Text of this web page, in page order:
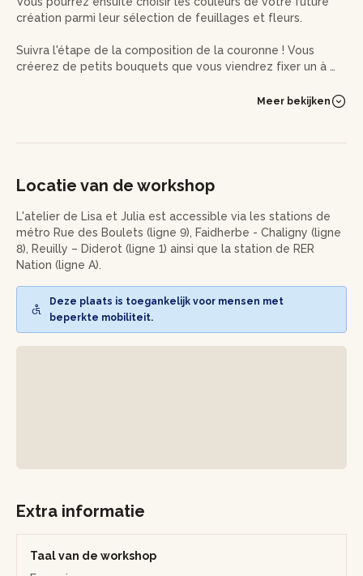
création parmi leur sélection de feuillages et fleurs.
Suivra l'étape de la composition de la couronne ! Vous
créerez de petits bouquets que vous viendrez fixer un à un
l'atelier, ainsi que dans le choix des couleurs pour que votre
Votre couronne ne nécessitera pas d'entretien, hormis un
petit coup de sèche-cheveux à froid pour enlever la
poussière de temps en temps !
Vous repartirez de cet atelier avec votre couronne murale
Meer bekijken
Locatie van de workshop
L'atelier de Lisa et Julia est accessible via les stations de
métro Rue des Boulets (ligne 9), Faidherbe - Chaligny (ligne
8), Reuilly – Diderot (ligne 1) ainsi que la station de RER
Nation (ligne A).
Deze plaats is toegankelijk voor mensen met
beperkte mobiliteit.
Extra informatie
Taal van de workshop